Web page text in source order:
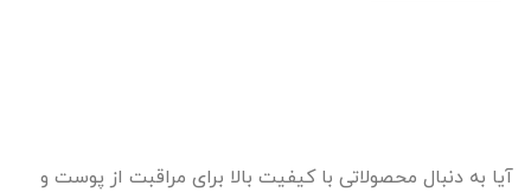
آیا به دنبال محصولاتی با کیفیت بالا برای مراقبت از پوست و